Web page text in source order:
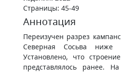
Страницы: 45-49
Аннотация
Переизучен разрез
Северная Сосьва ниже
Установлено, что
представлялось ранее.